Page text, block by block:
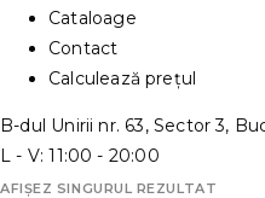
Cataloage
Contact
Calculează prețul
B-dul Unirii nr. 63, Sector 3,
L - V: 11:00 - 20:00
AFIȘEZ SINGURUL REZULTAT